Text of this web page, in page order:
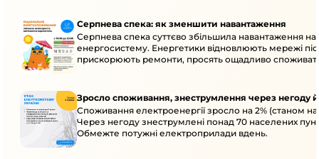
Серпнева спека: як зменшити навантаження
Серпнева спека суттєво збільшила навантаження на
енергосистему. Енергетики відновлюють мережі
прискорюють ремонти, просять ощадливо
Зросло споживання, знеструмлення через негоду
Споживання електроенергії зросло на 2% (станом на
Через негоду знеструмлені понад 70 населених
Обмежте потужні електроприлади вдень.